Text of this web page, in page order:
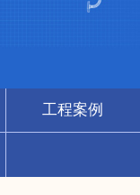
工程案例